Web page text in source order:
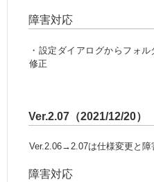
障害対応
・設定ダイアログからフォ
修正
Ver.2.07（2021/12/20）
Ver.2.06→2.07は仕様変更と障
障害対応